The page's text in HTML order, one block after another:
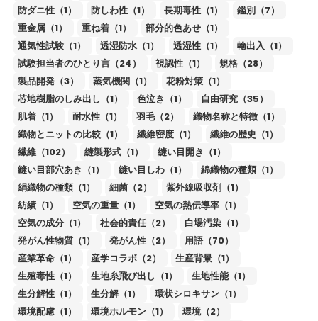
防ダニ性（1）
防しわ性（1） 長期毒性（1）
鑑別（7）
重金属（1）
重ね着（1）
部分的色あせ（1）
通気性試験（1）
透湿防水（1） 透湿性（1）
輸出入（1）
試験担当者のひとり言（24）
視認性（1）
規格（28）
製品開発（3）
蒸気機関（1）
花粉対策（1）
芯地樹脂のしみ出し（1）
色泣き（1）
自由研究（35）
肌着（1）
耐水性（1） 羽毛（2）
織物名称と特徴（1）
織物とニットの比較（1）
繊維密度（1）
繊維の歴史（1）
繊維（102）
縫製形式（1）
縫い目開き（1）
縫い目部穴あき（1）
縫い目しわ（1）
綿織物の種類（1）
絹織物の種類（1）
細菌（2）
紫外線吸収剤（1）
紡績（1）
空気の重量（1）
空気の熱伝導率（1）
空気の成分（1）
社会的責任（2）
白場汚染（1）
発がん性物質（1）
発がん性（2）
用語（70）
産業革命（1）
産学コラボ（2）
生産背景（1）
生殖毒性（1）
生地糸飛び出し（1）
生地性能（1）
生分解性（1）
生分解（1）
環状シロキサン（1）
環境配慮（1）
環境ホルモン（1）
環境（2）